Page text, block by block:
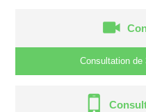
Consultation de